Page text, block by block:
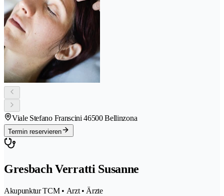
Viale Stefano Franscini 46500 Bellinzona
Termin reservieren
Gresbach Verratti Susanne
Akupunktur TCM • Arzt • Ärzte